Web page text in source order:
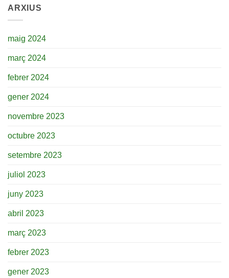
ARXIUS
maig 2024
març 2024
febrer 2024
gener 2024
novembre 2023
octubre 2023
setembre 2023
juliol 2023
juny 2023
abril 2023
març 2023
febrer 2023
gener 2023